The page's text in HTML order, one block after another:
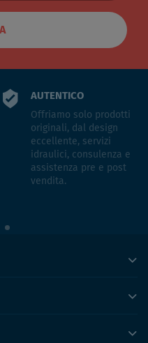
AUTENTICO
Offriamo solo prodotti
originali, dal design
eccellente, servizi
idraulici, consulenza e
assistenza pre e post
vendita.